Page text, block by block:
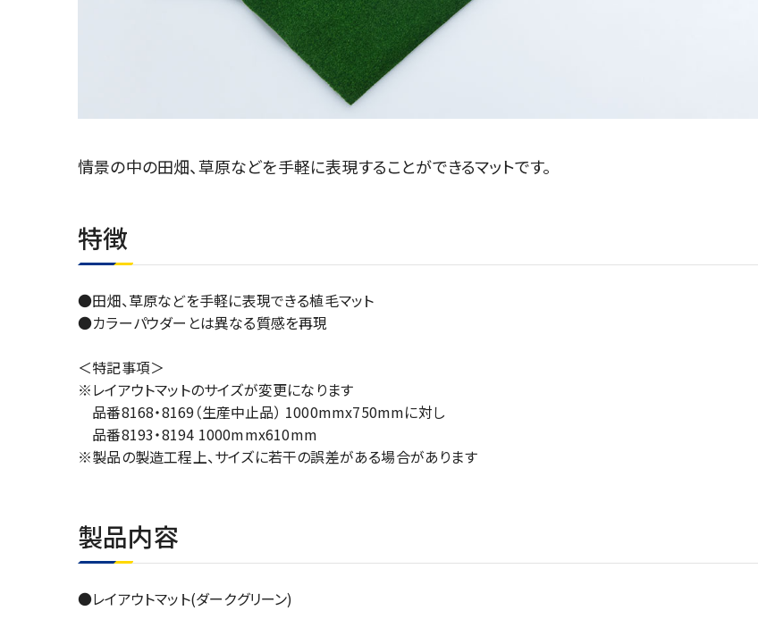
情景の中の田畑、草原などを手軽に表現することができるマットです。
特徴
●田畑、草原などを手軽に表現できる植毛マット
●カラーパウダーとは異なる質感を再現
＜特記事項＞
※レイアウトマットのサイズが変更になります
品番8168・8169（生産中止品） 1000mmx750mmに対し
品番8193・8194 1000mmx610mm
※製品の製造工程上、サイズに若干の誤差がある場合があります
製品内容
●レイアウトマット(ダークグリーン)